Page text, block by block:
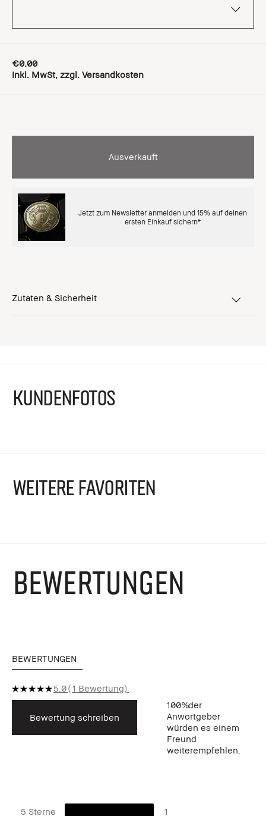
€0.00
inkl. MwSt, zzgl. Versandkosten
Ausverkauft
Jetzt zum Newsletter anmelden und 15% auf deinen
ersten Einkauf sichern*
Zutaten & Sicherheit
KUNDENFOTOS
WEITERE FAVORITEN
BEWERTUNGEN
BEWERTUNGEN
5.0 1 Bewertung
Bewertung schreiben
100%der
Anwortgeber
würden es einem
Freund
weiterempfehlen.
5 Sterne 1